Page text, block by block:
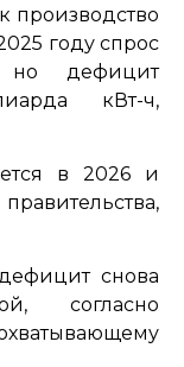
производство
году спрос
но дефицит
кВт-ч,
в 2026 и
снова
согласно